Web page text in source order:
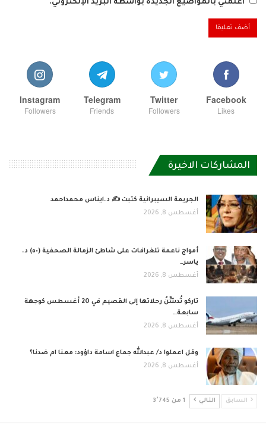
أعلمني بالمواضيع الجديدة بواسطة البريد الإلكتروني.
Facebook
Likes
Twitter
Followers
Telegram
Friends
Instagram
Followers
المشاركات الاخيرة
الجريمة السيبرانية كتبت ✍ د.ايناس محمداحمد
أغسطس 8, 2026
أمواج ناعمة تلغرافات على شاطئ الزمالة الصحفية (٥٠) د.
ياسر…
أغسطس 8, 2026
تاركو تُدشِّنُ رحلاتها إلى القصيم في 20 أغسطس كوجهة
سابعة…
أغسطس 8, 2026
وقل اعملوا د/ عبدالله جماع اسامة داؤود: معنا ام ضدنا؟
أغسطس 8, 2026
السابق التالي 1 من 3٬745